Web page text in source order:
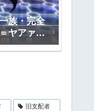
族・完全
ヤアァ、
ツクー
旧支配者